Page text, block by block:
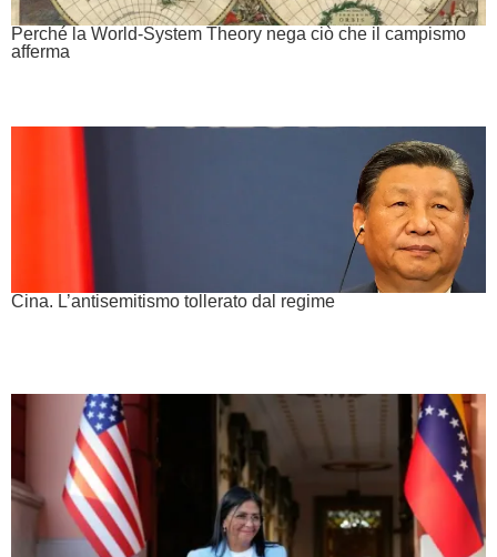
Perché la World-System Theory nega ciò che il campismo
afferma
Cina. L’antisemitismo tollerato dal regime